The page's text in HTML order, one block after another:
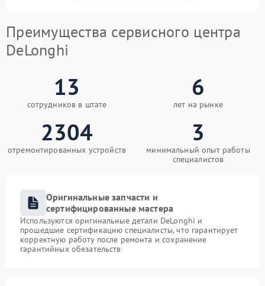
Преимущества сервисного центра
DeLonghi
13
сотрудников в штате
6
лет на рынке
2304
отремонтированных устройств
3
минимальный опыт работы
специалистов
Оригинальные запчасти и
сертифицированные мастера
Используются оригинальные детали DeLonghi и
прошедшие сертификацию специалисты, что гарантирует
корректную работу после ремонта и сохранение
гарантийных обязательств